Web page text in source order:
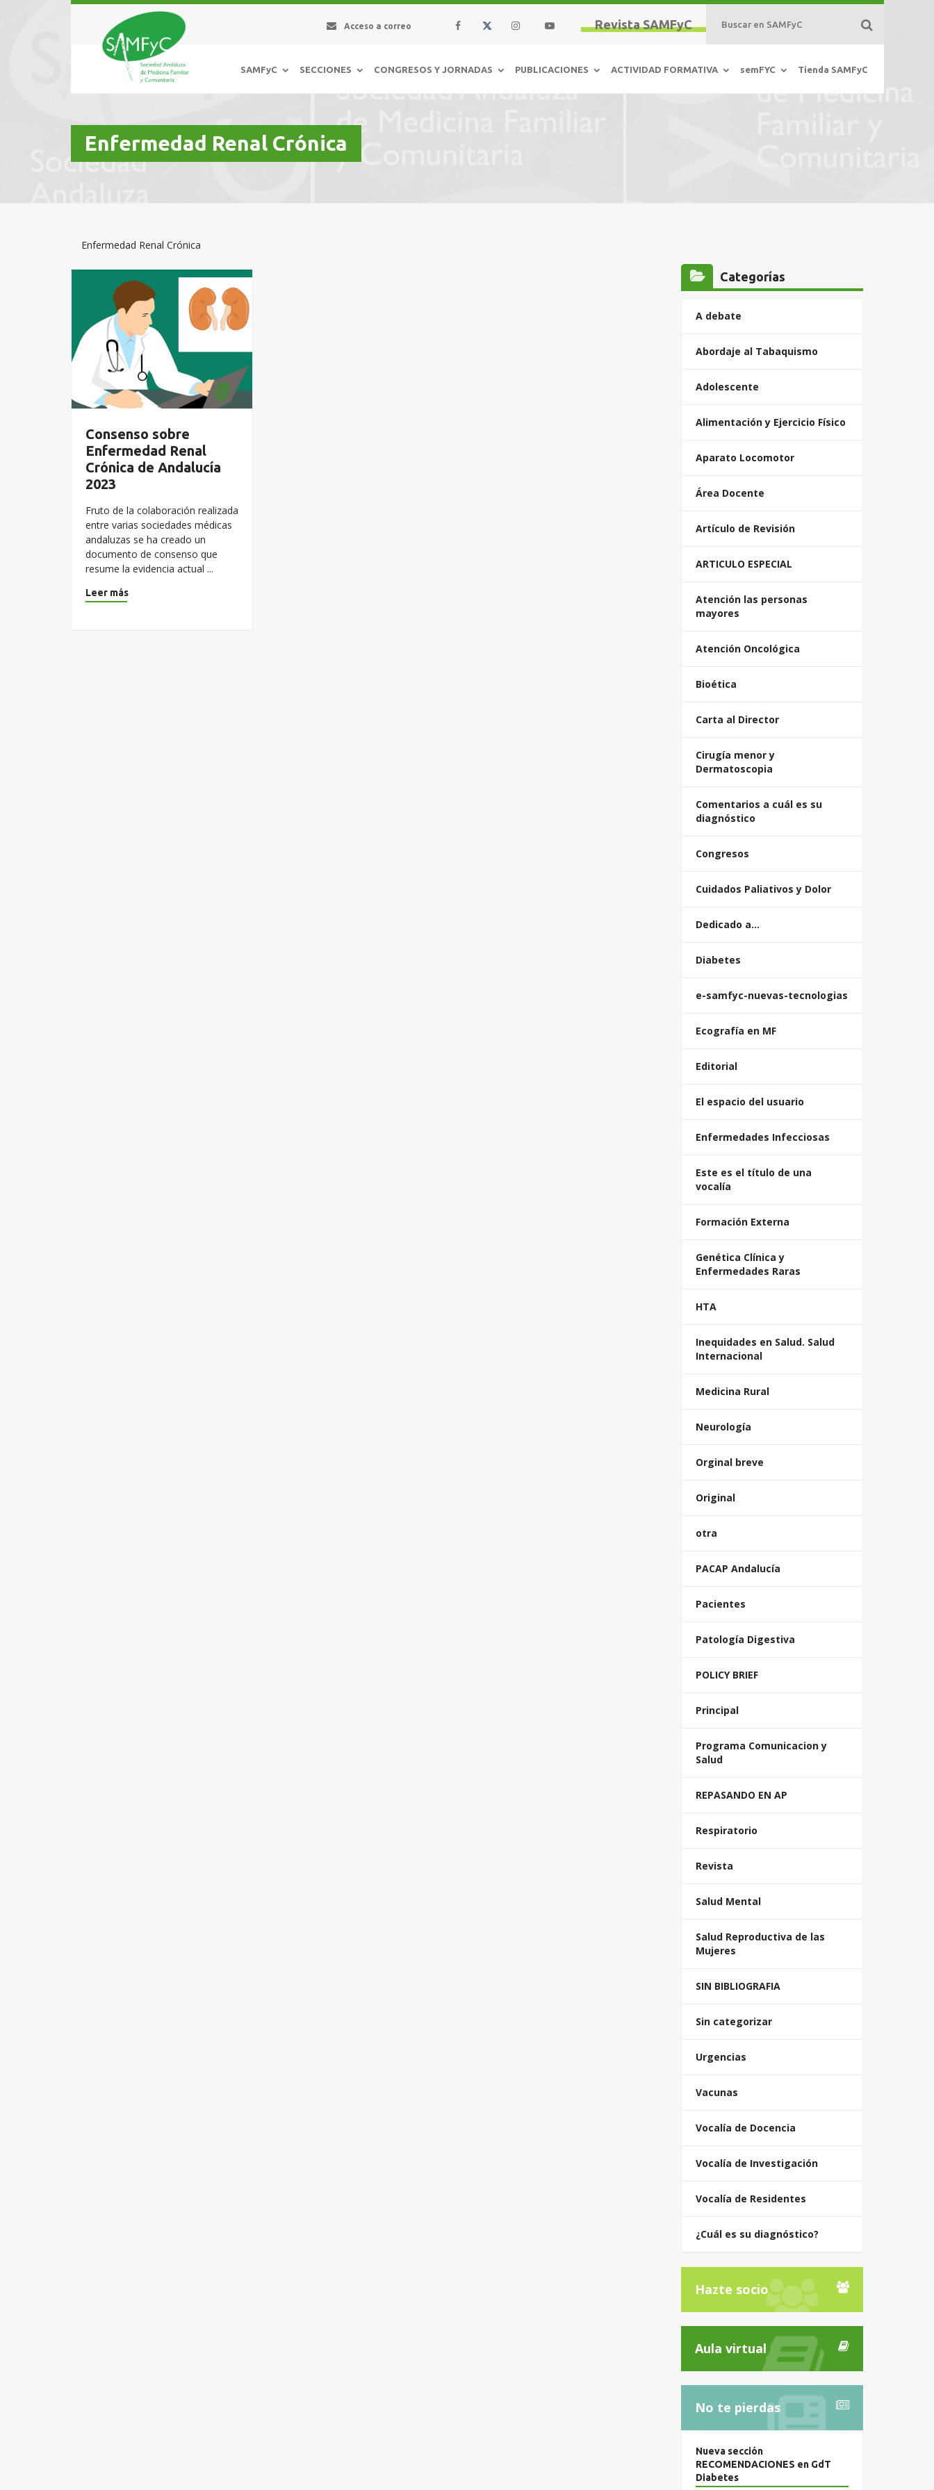
Revista SAMFyC
Acceso a correo
SAMFyC SECCIONES CONGRESOS Y JORNADAS PUBLICACIONES ACTIVIDAD FORMATIVA semFYC Tienda SAMFyC
Enfermedad Renal Crónica
Enfermedad Renal Crónica
Consenso sobre
Enfermedad Renal
Crónica de Andalucía
2023
Fruto de la colaboración realizada
entre varias sociedades médicas
andaluzas se ha creado un
documento de consenso que
resume la evidencia actual ...
Leer más
Categorías
A debate
Abordaje al Tabaquismo
Adolescente
Alimentación y Ejercicio Físico
Aparato Locomotor
Área Docente
Artículo de Revisión
ARTICULO ESPECIAL
Atención las personas
mayores
Atención Oncológica
Bioética
Carta al Director
Cirugía menor y
Dermatoscopia
Comentarios a cuál es su
diagnóstico
Congresos
Cuidados Paliativos y Dolor
Dedicado a…
Diabetes
e-samfyc-nuevas-tecnologias
Ecografía en MF
Editorial
El espacio del usuario
Enfermedades Infecciosas
Este es el título de una
vocalía
Formación Externa
Genética Clínica y
Enfermedades Raras
HTA
Inequidades en Salud. Salud
Internacional
Medicina Rural
Neurología
Orginal breve
Original
otra
PACAP Andalucía
Pacientes
Patología Digestiva
POLICY BRIEF
Principal
Programa Comunicacion y
Salud
REPASANDO EN AP
Respiratorio
Revista
Salud Mental
Salud Reproductiva de las
Mujeres
SIN BIBLIOGRAFIA
Sin categorizar
Urgencias
Vacunas
Vocalía de Docencia
Vocalía de Investigación
Vocalía de Residentes
¿Cuál es su diagnóstico?
Hazte socio
Aula virtual
No te pierdas
Nueva sección
RECOMENDACIONES en GdT
Diabetes